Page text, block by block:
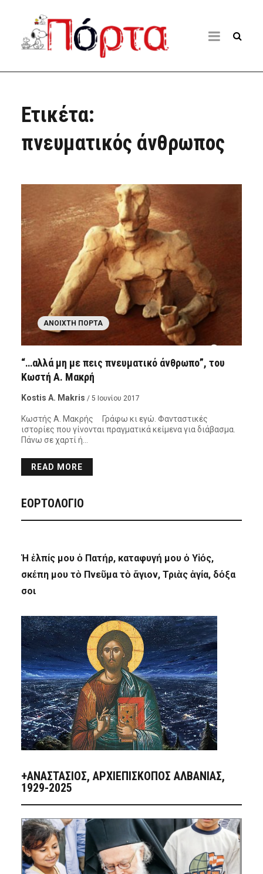
Ετικέτα:
πνευματικός άνθρωπος
ΑΝΟΙΧΤΉ ΠΌΡΤΑ
“…αλλά μη με πεις πνευματικό άνθρωπο”, του
Κωστή Α. Μακρή
Kostis A. Makris / 5 Ιουνίου 2017
Κωστής Α. Μακρής Γράφω κι εγώ. Φανταστικές
ιστορίες που γίνονται πραγματικά κείμενα για διάβασμα.
Πάνω σε χαρτί ή…
READ MORE
ΕΟΡΤΟΛΟΓΙΟ
Ἡ ἐλπίς μου ὁ Πατήρ, καταφυγή μου ὁ Υἱός,
σκέπη μου τὸ Πνεῦμα τὸ ἅγιον, Τριὰς ἁγία, δόξα
σοι
+ΑΝΑΣΤΆΣΙΟΣ, ΑΡΧΙΕΠΊΣΚΟΠΟΣ ΑΛΒΑΝΊΑΣ,
1929-2025